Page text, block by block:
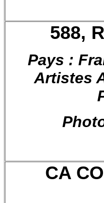
588,
Pays :
Artistes
CA